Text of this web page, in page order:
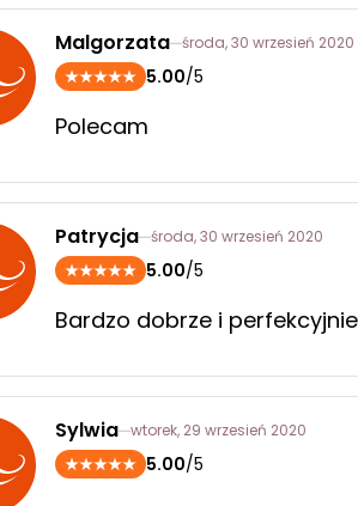
Malgorzata środa, 30 wrzesień 2020
5.00/5
Polecam
Patrycja środa, 30 wrzesień 2020
5.00/5
Bardzo dobrze i
Sylwia wtorek, 29 wrzesień 2020
5.00/5